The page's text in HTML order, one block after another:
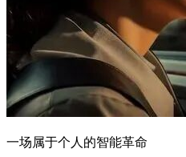
一场属于个人的智能革命